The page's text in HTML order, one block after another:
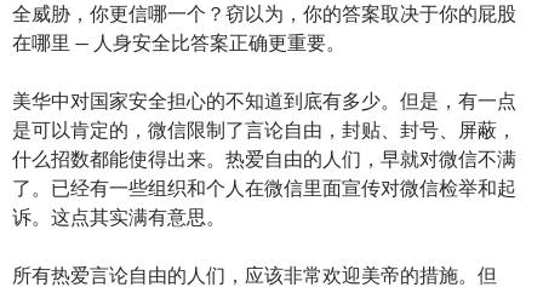
全威胁，你更信哪一个？窃以为，你的答案取决于你的屁股
在哪里 — 人身安全比答案正确更重要。
美华中对国家安全担心的不知道到底有多少。但是，有一点
是可以肯定的，微信限制了言论自由，封贴、封号、屏蔽，
什么招数都能使得出来。热爱自由的人们，早就对微信不满
了。已经有一些组织和个人在微信里面宣传对微信检举和起
诉。这点其实满有意思。
所有热爱言论自由的人们，应该非常欢迎美帝的措施。但